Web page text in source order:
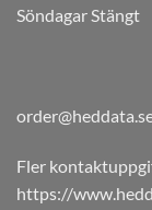
Söndagar Stängt
Fler
https://